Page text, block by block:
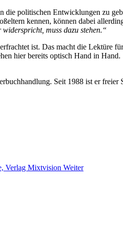
politischen Entwicklungen zu
kennen, können dabei
widerspricht, muss dazu stehen.“
ist. Das macht die Lektüre
hier bereits optisch Hand in Hand.
Seit 1988 ist er freier
Verlag Mixtvision Weiter